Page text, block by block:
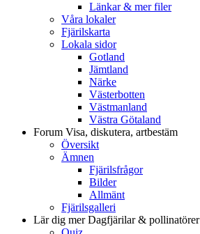
Länkar & mer filer
Våra lokaler
Fjärilskarta
Lokala sidor
Gotland
Jämtland
Närke
Västerbotten
Västmanland
Västra Götaland
Forum Visa, diskutera, artbestäm
Översikt
Ämnen
Fjärilsfrågor
Bilder
Allmänt
Fjärilsgalleri
Lär dig merDagfjärilar & pollinatörer